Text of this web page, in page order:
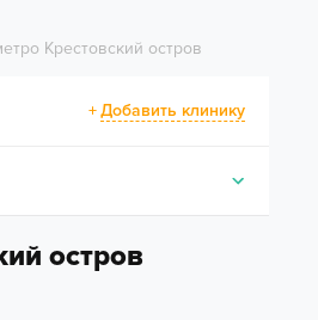
Крестовский остров
Добавить клинику
остров